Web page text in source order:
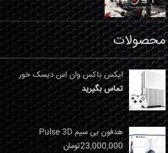
محصولات
ایکس باکس وان اس دیسک خور
تماس بگیرید
هدفون بی سیم Pulse 3D
23,000,000تومان